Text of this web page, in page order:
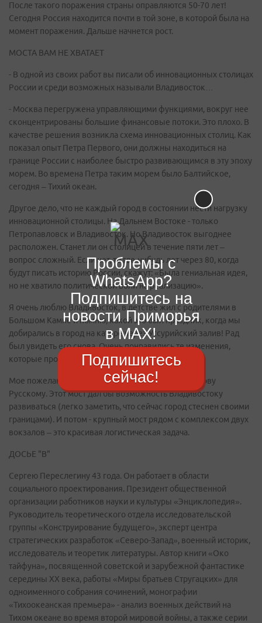
После такого поражения страны оправляются 50-70 лет!
Сегодня Россия находится почти в той зоне, в которой была на
момент поражения. Дальше начнется рост.
МОСТА ВАМ НЕ ХВАТАЕТ
- В одной из своих работ вы писали об инновационных столицах
России и среди возможных называли Владивосток…
- Москва перегружена управляющими функциями, вокруг нее
сконцентрированы большие финансовые потоки. Это плохо. В
качестве решения возникла схема инновационных столиц. Как
показал опыт Петра Первого, они должны находиться на
границе России с наиболее быстро развивающимся в эту эпоху
морем. Во времена Петра таким морем было Балтийское,
сегодня – Тихий океан.
Другое дело, что не каждый город в состоянии нести нагрузку
инновационной столицы. На Дальнем Востоке - только
Петропавловск и Владивосток. Но Владивосток выгоднее
расположен. Станет ли он столицей в течение пяти лет –
вопрос сложный. Если нет, то где-нибудь лет через 80, когда
будут писать историю России, скажут: «Была гениальная идея,
но не хватило политической воли на реализацию».
Я очень люблю Владивосток, в детстве жил с родителями в
Большом Камне и помню, какой это был праздник, когда мы
добирались в город на катере через Уссурийский залив! Рад
был увидеть его снова. Очень понравились те изменения,
которые произошли в облике города.
Мое пожелание: не хватает большого моста к острову
Русскому. Этот мост дал бы возможность Владивостоку
развиваться (легко заметить, что сейчас город стеснен своими
границами). И потом - крупный мост рядом с комплексом двух
вокзалов – это красивая логистическая задача.
ДОСЬЕ "В"
Сергею Переслегину 43 года. Он работает в области
социального проектирования. Президент общественной
организации работников науки и культуры «Энциклопедия».
Руководитель теоретического отдела исследовательской
группы «Конструирование будущего», эксперт центра
стратегических разработок «Северо-Запад», военный историк,
исследователь и теоретик литературы. Автор книги «Око
тайфуна», посвященной советской и зарубежной фантастике
середины XX века, работы «Миры братьев Стругацких» для
одноименного собрания сочинений, монографии
«Тихоокеанская премьера» - анализ военных действий на
Тихом океане во время второй мировой войны, а также серии
Проблемы с
WhatsApp?
Подпишитесь на
новости Приморья
в MAX!
Подпишитесь
сейчас!